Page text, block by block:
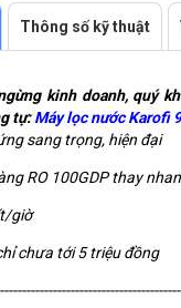
Thông số kỹ thuật
kinh doanh, quý
tự:Máy lọc nước Karofi
sang trọng, hiện đại
RO 100GDP thay
giờ
chưa tới 5 triệu đồng